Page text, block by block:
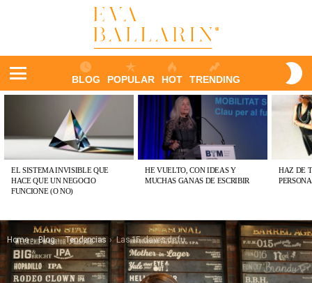
BLOG POPULAR HOT TRENDING
PUBLICACIONES
EL SISTEMA INVISIBLE QUE
HACE QUE UN NEGOCIO
FUNCIONE (O NO)
HE VUELTO, CON IDEAS Y
MUCHAS GANAS DE ESCRIBIR
HAZ DE
You are here:
Home Blog Tendencias Las 15 claves de futuro del Anuario de Hostelería 2018